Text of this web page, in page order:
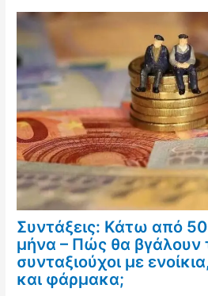
Συντάξεις: Κάτω από
μήνα – Πώς θα βγάλουν
συνταξιούχοι με
και φάρμακα;